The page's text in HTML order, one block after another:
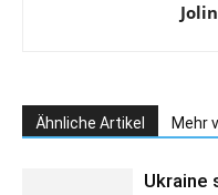
Ähnliche Artikel Mehr
Ukraine